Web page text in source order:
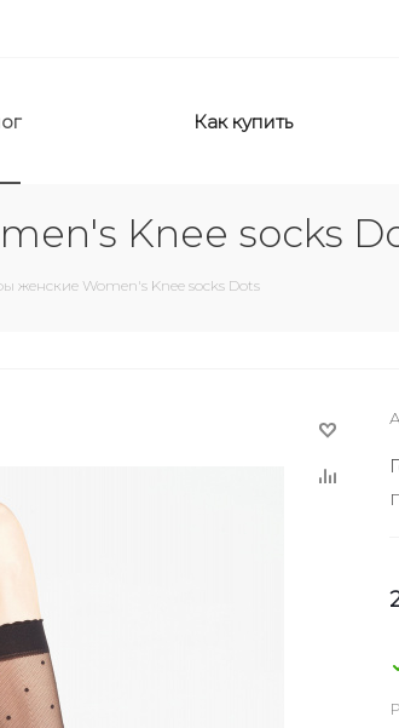
Как купить
Knee socks
женские Women's Knee socks Dots